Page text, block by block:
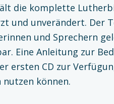
die komplette
und unverändert. Der
und Sprechern
Eine Anleitung zur
ersten CD zur
können.